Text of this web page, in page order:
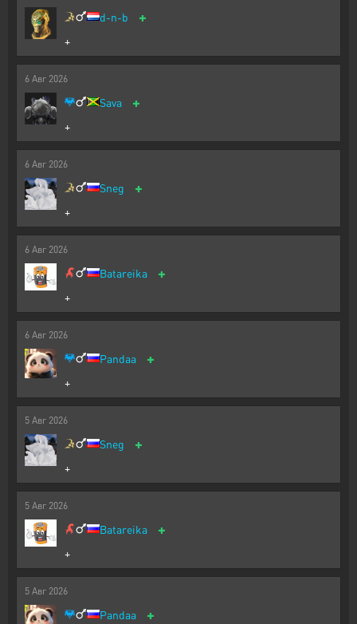
d-n-b +
+
6 Авг 2026
Sava +
+
6 Авг 2026
Sneg +
+
6 Авг 2026
Batareika +
+
6 Авг 2026
Pandaa +
+
5 Авг 2026
Sneg +
+
5 Авг 2026
Batareika +
+
5 Авг 2026
Pandaa +